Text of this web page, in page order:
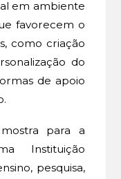
em ambiente
favorecem o
como criação
do
de apoio
para a
Instituição
pesquisa,